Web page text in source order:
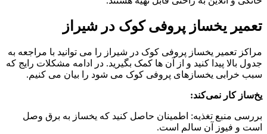
تعمیر یخساز پروفی کوک در شیراز
مراکز تعمیر یخساز پروفی کوک در شیراز را می توانید با مراجعه به
جدول بالا پیدا کنید و از آن ها کمک بگیرید. در ادامه مشکلات رایج که
سبب خرابی یخسازهای پروفی کوک می شود را بیان می کنیم.
یخ‌ساز کار نمی‌کند:
بررسی منبع تغذیه: اطمینان حاصل کنید که یخساز به برق وصل
است و فیوز آن سالم است.